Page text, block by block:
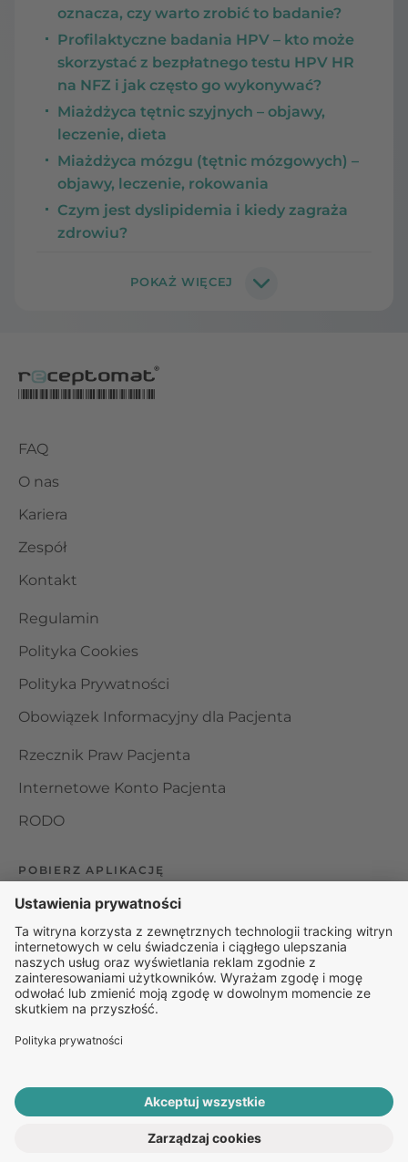
ROZPOCZNIJ E-KONSULTACJĘ
oznacza, czy warto zrobić to badanie?
Profilaktyczne badania HPV – kto może
skorzystać z bezpłatnego testu HPV HR
na NFZ i jak często go wykonywać?
Miażdżyca tętnic szyjnych – objawy,
leczenie, dieta
Miażdżyca mózgu (tętnic mózgowych) –
objawy, leczenie, rokowania
Czym jest dyslipidemia i kiedy zagraża
zdrowiu?
FAQ
O nas
Kariera
Zespół
Kontakt
Regulamin
Polityka Cookies
Polityka Prywatności
Obowiązek Informacyjny dla Pacjenta
Rzecznik Praw Pacjenta
Internetowe Konto Pacjenta
RODO
POBIERZ APLIKACJĘ
Organizator udzielania świadczeń telemedycznych jest
podmiotem leczniczym w rozumieniu ustawy z dnia 15
kwietnia 2011 roku o działalności leczniczej, wpisanym do
rejestru podmiotów wykonujących działalność leczniczą pod
numerem: 000000229172.